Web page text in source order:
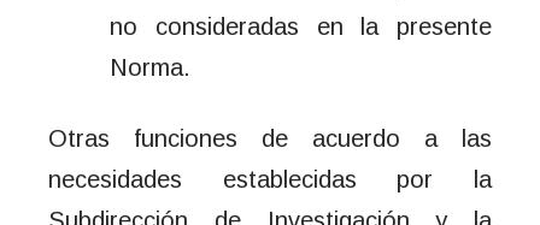
no consideradas en la presente
Norma.
Otras funciones de acuerdo a las
necesidades establecidas por la